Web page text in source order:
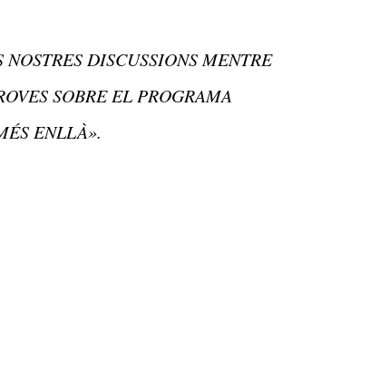
DISCUSSIONS MENTRE
SOBRE EL PROGRAMA
ENLLÀ».